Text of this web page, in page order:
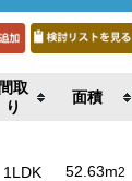
間取
り
面積
1LDK 52.63m2